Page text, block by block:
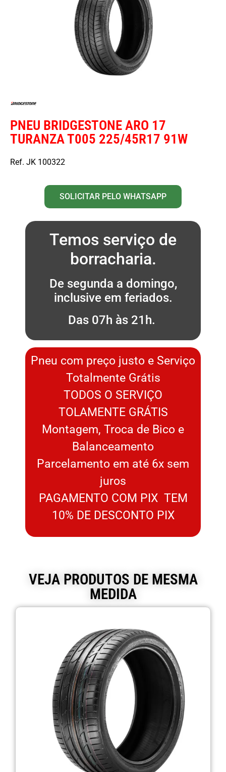
PNEU BRIDGESTONE ARO 17
TURANZA T005 225/45R17 91W
Ref. JK 100322
SOLICITAR PELO WHATSAPP
Temos serviço de
borracharia.
De segunda a domingo,
inclusive em feriados.
Das 07h às 21h.
Pneu com preço justo e Serviço
Totalmente Grátis
TODOS O SERVIÇO
TOLAMENTE GRÁTIS
Montagem, Troca de Bico e
Balanceamento
Parcelamento em até 6x sem
juros
PAGAMENTO COM PIX TEM
10% DE DESCONTO PIX
VEJA PRODUTOS DE MESMA
MEDIDA